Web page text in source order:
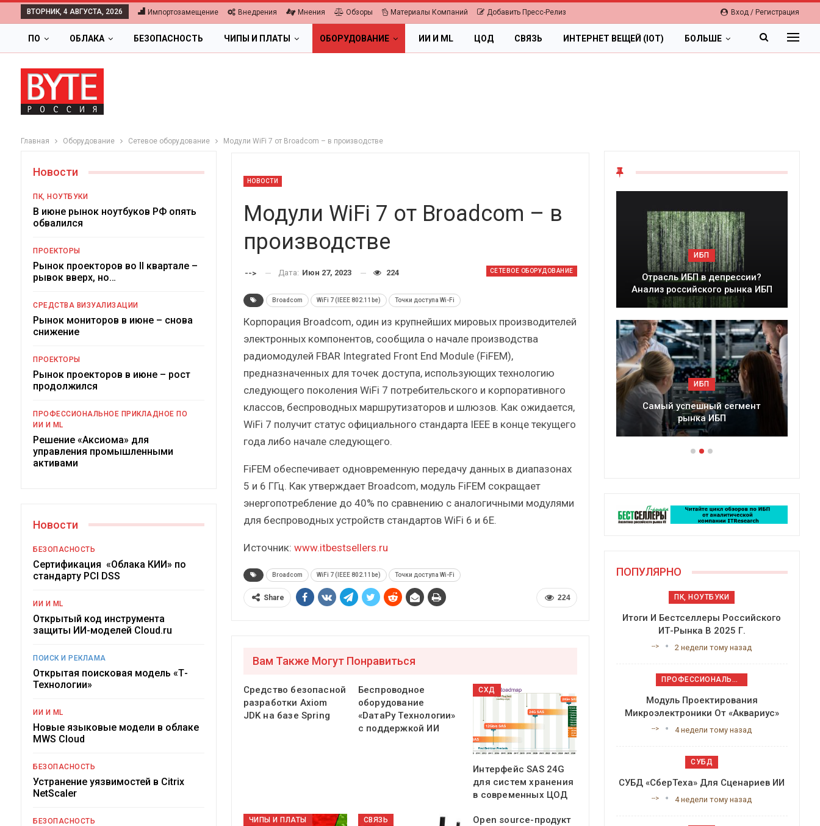
Вход / Регистрация
ВТОРНИК, 4 АВГУСТА, 2026 Импортозамещение Внедрения Мнения Обзоры Материалы Компаний Добавить Пресс-Релиз
ПО ОБЛАКА БЕЗОПАСНОСТЬ ЧИПЫ И ПЛАТЫ ОБОРУДОВАНИЕ ИИ И ML ЦОД СВЯЗЬ ИНТЕРНЕТ ВЕЩЕЙ (IOT) БОЛЬШЕ
Главная Оборудование Сетевое оборудование Модули WiFi 7 от Broadcom – в производстве
НОВОСТИ
Модули WiFi 7 от Broadcom – в
производстве
СЕТЕВОЕ ОБОРУДОВАНИЕ
--> Дата: Июн 27, 2023 224
Broadcom WiFi 7 (IEEE 802.11be) Точки доступа Wi-Fi
Корпорация Broadcom, один из крупнейших мировых производителей
электронных компонентов, сообщила о начале производства
радиомодулей FBAR Integrated Front End Module (FiFEM),
предназначенных для точек доступа, использующих технологию
следующего поколения WiFi 7 потребительского и корпоративного
классов, беспроводных маршрутизаторов и шлюзов. Как ожидается,
WiFi 7 получит статус официального стандарта IEEE в конце текущего
года либо начале следующего.
FiFEM обеспечивает одновременную передачу данных в диапазонах
5 и 6 ГГц. Как утверждает Broadcom, модуль FiFEM сокращает
энергопотребление до 40% по сравнению с аналогичными модулями
для беспроводных устройств стандартов WiFi 6 и 6E.
Источник: www.itbestsellers.ru
Broadcom WiFi 7 (IEEE 802.11be) Точки доступа Wi-Fi
224
Share
Вам Также Могут Понравиться
Средство безопасной
разработки Axiom
JDK на базе Spring
Беспроводное
оборудование
«DатаРу Технологии»
с поддержкой ИИ
СХД
Интерфейс SAS 24G
для систем хранения
в современных ЦОД
ЧИПЫ И ПЛАТЫ СВЯЗЬ
Open source-продукт
Новости
ПК, НОУТБУКИ
В июне рынок ноутбуков РФ опять
обвалился
ПРОЕКТОРЫ
Рынок проекторов во II квартале –
рывок вверх, но…
СРЕДСТВА ВИЗУАЛИЗАЦИИ
Рынок мониторов в июне – снова
снижение
ПРОЕКТОРЫ
Рынок проекторов в июне – рост
продолжился
ПРОФЕССИОНАЛЬНОЕ ПРИКЛАДНОЕ ПО
ИИ И ML
Решение «Аксиома» для
управления промышленными
активами
Новости
БЕЗОПАСНОСТЬ
Сертификация «Облака КИИ» по
стандарту PCI DSS
ИИ И ML
Открытый код инструмента
защиты ИИ-моделей Cloud.ru
ПОИСК И РЕКЛАМА
Открытая поисковая модель «Т-
Технологии»
ИИ И ML
Новые языковые модели в облаке
MWS Cloud
БЕЗОПАСНОСТЬ
Устранение уязвимостей в Citrix
NetScaler
БЕЗОПАСНОСТЬ
Цифровая экономика 2026.
Краткий статистический
Подкосят ли глобальные угрозы
российский рынок ИБП?
Итоги и Бестселлеры
Отрасль ИБП в депрессии?
Отрасль ИБП в депрессии?
Анализ российского рынка ИБП
Самый успешный сегмент
Цифровая экономика
Краткий
сборник от…
ИБП
Подкосят ли
ПОПУЛЯРНО
ПК, НОУТБУКИ
Итоги И Бестселлеры Российского
ИТ-Рынка В 2025 Г.
--> 2 недели тому назад
ПРОФЕССИОНАЛЬНОЕ ПРИКЛАДНОЕ ПО
Модуль Проектирования
Микроэлектроники От «Аквариус»
--> 4 недели тому назад
СУБД
СУБД «СберТеха» Для Сценариев ИИ
--> 4 недели тому назад